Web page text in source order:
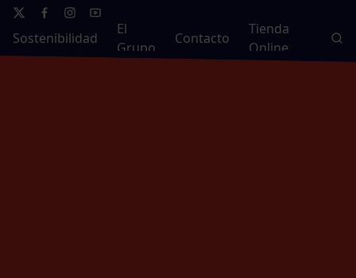
Sostenibilidad
El
Grupo
Contacto
Tienda
Online